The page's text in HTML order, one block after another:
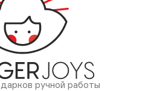
ручной работы